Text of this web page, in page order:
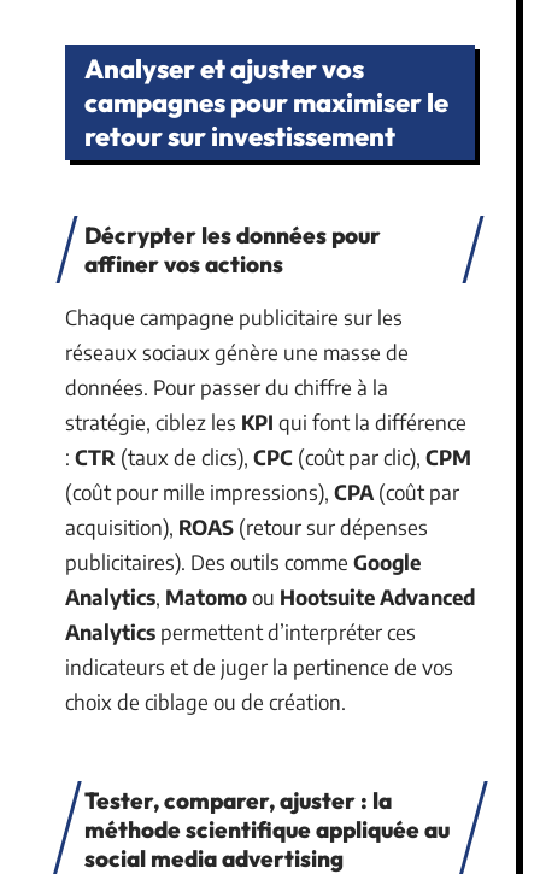
Analyser et ajuster vos
campagnes pour maximiser le
retour sur investissement
Décrypter les données pour
affiner vos actions
Chaque campagne publicitaire sur les
réseaux sociaux génère une masse de
données. Pour passer du chiffre à la
stratégie, ciblez les KPI qui font la différence
: CTR (taux de clics), CPC (coût par clic), CPM
(coût pour mille impressions), CPA (coût par
acquisition), ROAS (retour sur dépenses
publicitaires). Des outils comme Google
Analytics, Matomoou Hootsuite Advanced
Analytics permettent d’interpréter ces
indicateurs et de juger la pertinence de vos
choix de ciblage ou de création.
Tester, comparer, ajuster : la
méthode scientifique appliquée au
social media advertising